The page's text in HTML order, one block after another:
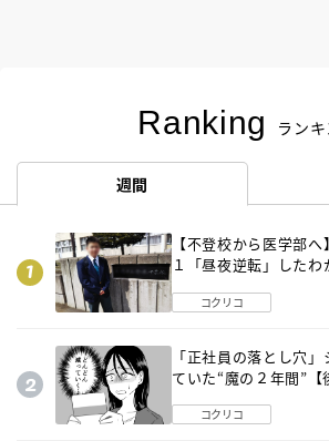
Ranking ラン
週間
【不登校から医学部
１「昼夜逆転」した
コクリコ
「正社員の落とし穴
ていた“魔の２年間”【
コクリコ